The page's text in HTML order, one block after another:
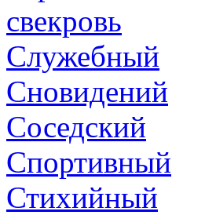
свекровь
Служебный
Сновидений
Соседский
Спортивный
Стихийный